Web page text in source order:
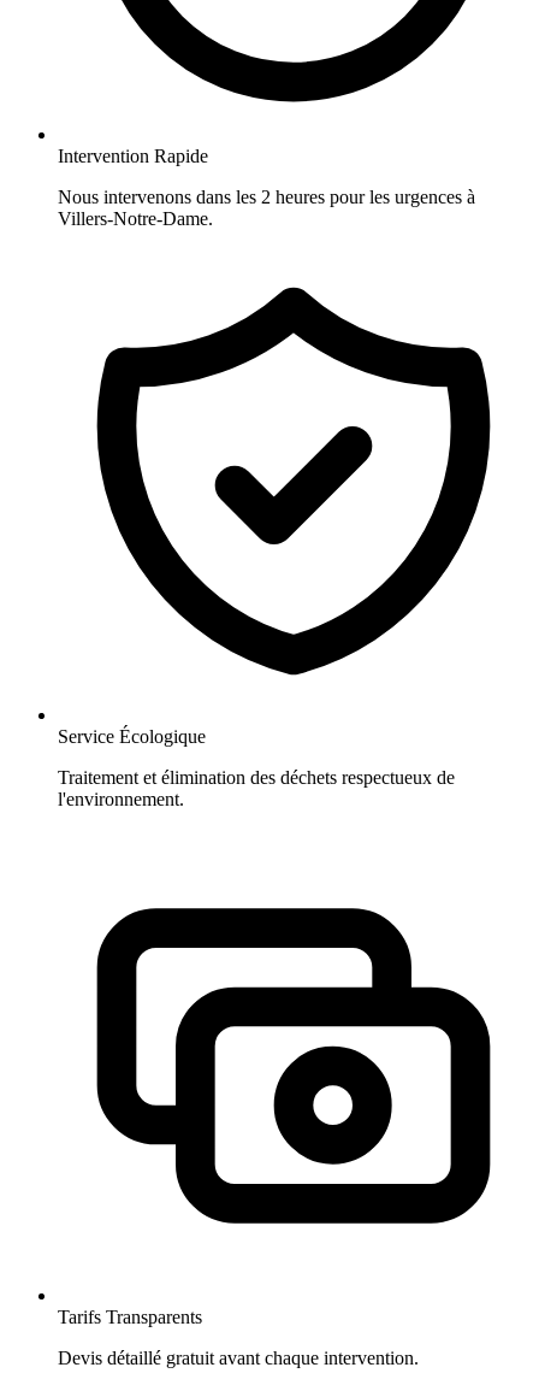
Intervention Rapide
Nous intervenons dans les 2 heures pour les urgences à
Villers-Notre-Dame.
Service Écologique
Traitement et élimination des déchets respectueux de
l'environnement.
Tarifs Transparents
Devis détaillé gratuit avant chaque intervention.